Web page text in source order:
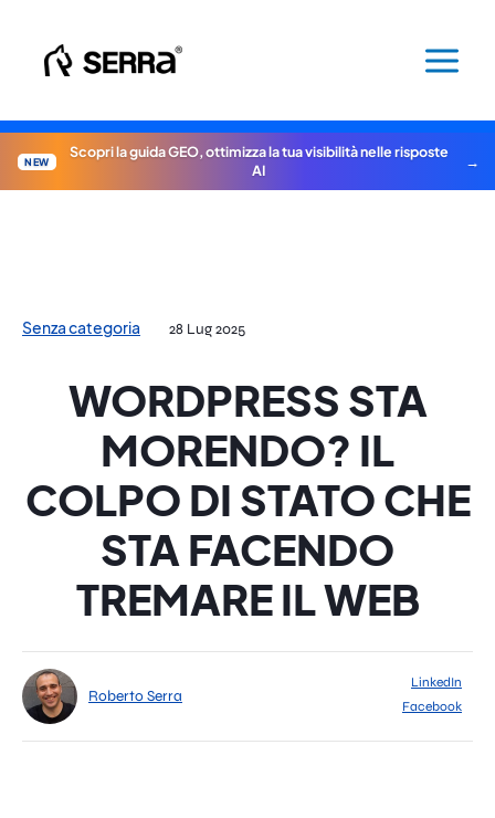
contenuto
NEW
Scopri la guida GEO, ottimizza la tua visibilità nelle risposte
AI
Senza categoria 28 Lug 2025
WORDPRESS STA
MORENDO? IL
COLPO DI STATO CHE
STA FACENDO
TREMARE IL WEB
Roberto Serra
LinkedIn
Facebook